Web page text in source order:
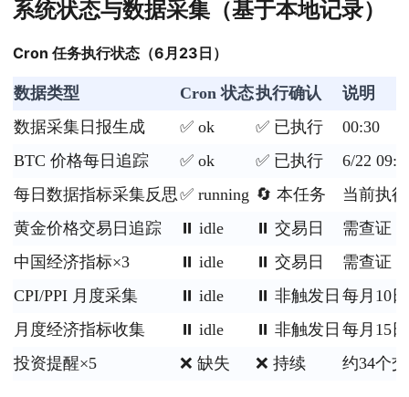
系统状态与数据采集（基于本地记录）
Cron 任务执行状态（6月23日）
数据类型 Cron 状态执行确认
说明
数据采集日报生成
✅ ok ✅ 已执行
00:30
BTC 价格每日追踪
✅ ok ✅ 已执行
6/22
每日数据指标采集反思✅ running 🔄 本任务
当前执
黄金价格交易日追踪
⏸️ idle ⏸️ 交易日
需查证
中国经济指标×3
⏸️ idle ⏸️ 交易日
需查证
CPI/PPI 月度采集
⏸️ idle ⏸️ 非触发日 每月10
月度经济指标收集
⏸️ idle ⏸️ 非触发日 每月15
投资提醒×5
❌ 缺失 ❌ 持续 约34个